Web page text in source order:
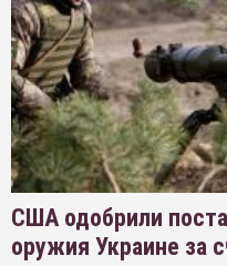
США одобрили
оружия Украине за